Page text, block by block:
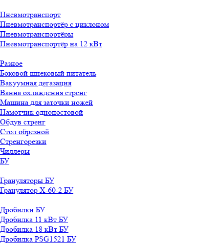
Пневмотранспорт
Пневмотранспортёр с циклоном
Пневмотранспортёры
Пневмотранспортёр на 12 кВт
Разное
Боковой шнековый питатель
Вакуумная дегазация
Ванна охлаждения стренг
Машина для заточки ножей
Намотчик однопостовой
Обдув стренг
Стол обрезной
Стренгорезки
Чиллеры
БУ
Грануляторы БУ
Гранулятор X-60-2 БУ
Дробилки БУ
Дробилка 11 кВт БУ
Дробилка 18 кВт БУ
Дробилка PSG1521 БУ